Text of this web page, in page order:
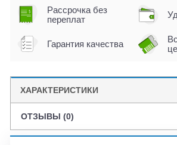
Рассрочка без
переплат
Гарантия качества
ХАРАКТЕРИСТИКИ
ОТЗЫВЫ (0)